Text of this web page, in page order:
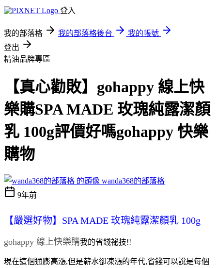
登入
我的部落格 我的部落格後台
我的帳號
登出
精油品牌專區
【真心勸敗】gohappy 線上快
樂購SPA MADE 玫瑰純露潔顏
乳 100g評價好嗎gohappy 快樂
購物
wanda368的部落格
9年前
【嚴選好物】SPA MADE 玫瑰純露潔顏乳 100g
gohappy 線上快樂購我的省錢祕技!!
現在這個通膨高漲,但是薪水卻凍漲的年代,省錢可以說是每個